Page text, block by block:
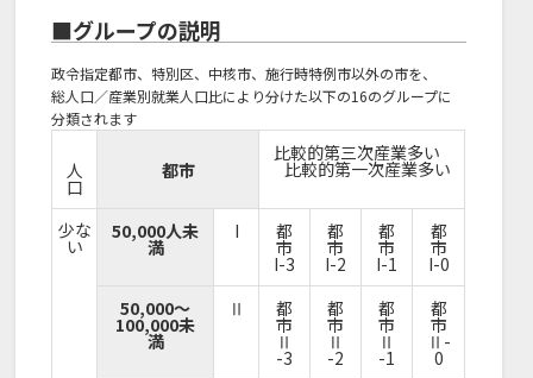
■グループの説明
政令指定都市、特別区、中核市、施行時特例市以外の市を、
総人口／産業別就業人口比により分けた以下の16のグループに
分類されます
人
口
都市
比較的第三次産業多い
比較的第一次産業多い
少な
い
50,000人未
満
I 都
市
I-3
都
市
I-2
都
市
I-1
都
市
I-0
50,000～
100,000未
満
Ⅱ 都
市
Ⅱ
-3
都
市
Ⅱ
-2
都
市
Ⅱ
-1
都
市
Ⅱ-
0